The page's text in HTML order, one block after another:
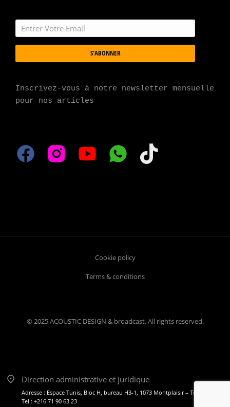
S'ABONNER
Inscrivez-vous à notre newsletter mensuelle
pour nos articles
© 2025 ACOUSTIC DESIGN & broadcast. All rights reserved.
Cookie policy
Terms & conditions
Direction administrative et juridique
Adresse : Espace Tunis, Bloc H, bureau H3-1, 1073 Montplaisir – Tunis
Tel : +216 71 90 63 23